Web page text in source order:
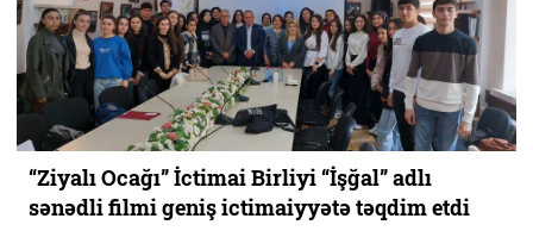
“Ziyalı Ocağı” İctimai Birliyi “İşğal” adlı
sənədli filmi geniş ictimaiyyətə təqdim etdi